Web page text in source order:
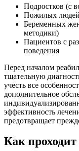
Подростков (с
Пожилых людей
Беременных
методики)
Пациентов с
поведения
Перед началом
тщательную
учесть все
дополнительное
эффективность
предотвращает
Как